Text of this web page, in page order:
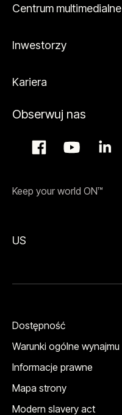
Centrum multimedialne
Inwestorzy
Kariera
Obserwuj nas
Keep your world ON™
US
Dostępność
Warunki ogólne wynajmu
Informacje prawne
Mapa strony
Modern slavery act